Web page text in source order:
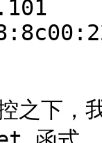
控之下